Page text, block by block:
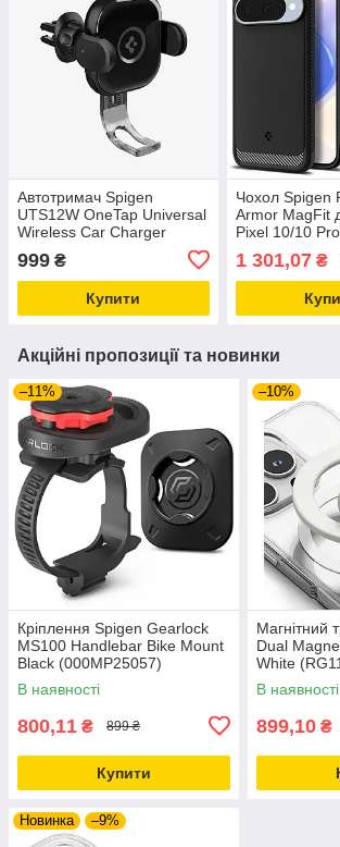
Автотримач Spigen
UTS12W OneTap Universal
Wireless Car Charger
(ACP01279)
999 ₴
Купити
Чохол Spigen
Armor MagFit
Pixel 10/10
1 301,07₴
Акційні пропозиції та новинки
–11%
Кріплення Spigen Gearlock
MS100 Handlebar Bike Mount
Black (000MP25057)
В наявності
800,11 ₴ 899 ₴
Купити
–10%
Магнітний
Dual
White
В наявності
899,10 ₴
Новинка –9%